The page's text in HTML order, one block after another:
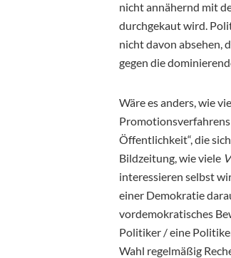
nicht annähernd mit
durchgekaut wird.
nicht davon absehen,
gegen die
Wäre es anders, wie
Öffentlichkeit“, die
Bildzeitung, wie viele
interessieren selbst
einer Demokratie
vordemokratisches
Politiker / eine
Wahl regelmäßig